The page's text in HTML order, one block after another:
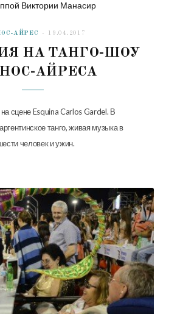
АЙРЕС 19.04.2017
НА ТАНГО-ШОУ
АЙРЕСА
сцене Esquina Carlos Gardel. В
танго, живая музыка в
человек и ужин.